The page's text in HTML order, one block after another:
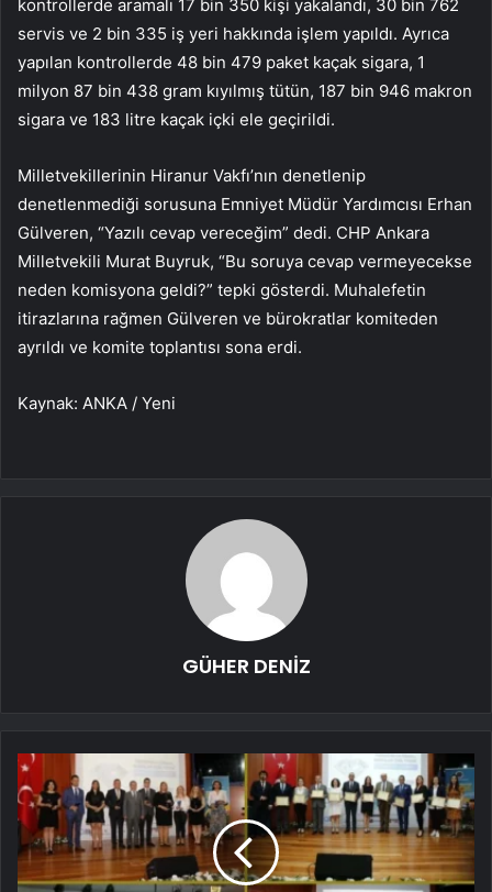
kontrollerde aramalı 17 bin 350 kişi yakalandı, 30 bin 762
servis ve 2 bin 335 iş yeri hakkında işlem yapıldı. Ayrıca
yapılan kontrollerde 48 bin 479 paket kaçak sigara, 1
milyon 87 bin 438 gram kıyılmış tütün, 187 bin 946 makron
sigara ve 183 litre kaçak içki ele geçirildi.
Milletvekillerinin Hiranur Vakfı’nın denetlenip
denetlenmediği sorusuna Emniyet Müdür Yardımcısı Erhan
Gülveren, “Yazılı cevap vereceğim” dedi. CHP Ankara
Milletvekili Murat Buyruk, “Bu soruya cevap vermeyecekse
neden komisyona geldi?” tepki gösterdi. Muhalefetin
itirazlarına rağmen Gülveren ve bürokratlar komiteden
ayrıldı ve komite toplantısı sona erdi.
Kaynak: ANKA / Yeni
GÜHER DENİZ